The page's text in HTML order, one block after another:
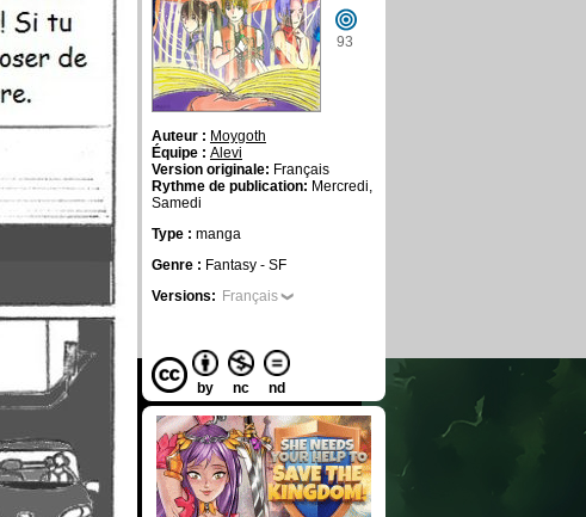
93
Auteur : Moygoth
Équipe : Alevi
Version originale: Français
Rythme de publication: Mercredi,
Samedi
Type : manga
Genre : Fantasy - SF
Versions: Français
by nc nd